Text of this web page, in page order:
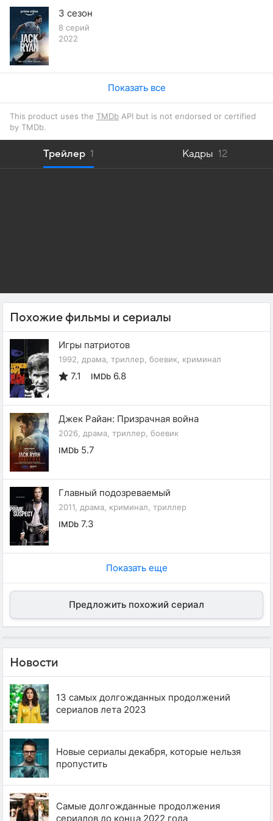
3 сезон
8 серий
2022
Показать все
This product uses the TMDb API but is not endorsed or certified
by TMDb.
Трейлер 1 Кадры 12
Похожие фильмы и сериалы
Игры патриотов
1992, драма, триллер, боевик, криминал
7.1 IMDb 6.8
Джек Райан: Призрачная война
2026, драма, триллер, боевик
IMDb 5.7
Главный подозреваемый
2011, драма, криминал, триллер
IMDb 7.3
Показать еще
Предложить похожий сериал
Новости
13 самых долгожданных продолжений
сериалов лета 2023
Новые сериалы декабря, которые нельзя
пропустить
Самые долгожданные продолжения
сериалов до конца 2022 года